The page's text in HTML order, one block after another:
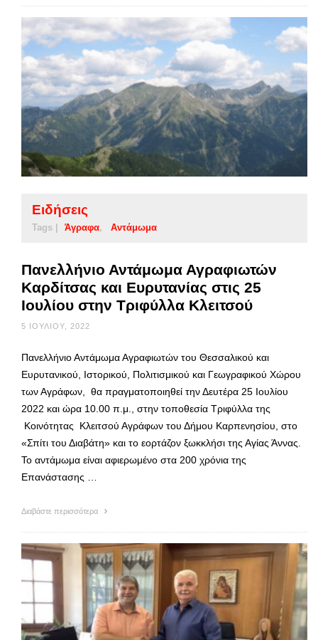
Ειδήσεις
Tags | Άγραφα Αντάμωμα
Πανελλήνιο Αντάμωμα Αγραφιωτών
Καρδίτσας και Ευρυτανίας στις 25
Ιουλίου στην Τριφύλλα Κλειτσού
5 ΙΟΥΛΊΟΥ, 2022
Πανελλήνιο Αντάμωμα Αγραφιωτών του Θεσσαλικού και
Ευρυτανικού, Ιστορικού, Πολιτισμι­κού και Γεωγραφικού Χώρου
των Αγράφων, θα πραγματοποιη­θεί την Δευτέρα 25 Ιουλίου
2022 και ώρα 10.00 π.μ., στην τοποθεσία Τριφύλλα της
Κοινότητας Κλειτσού Αγράφων του Δήμου Καρπενησίου, στο
«Σπίτι του Διαβάτη» και το εορτάζον ξωκκλή­σι της Αγίας Άννας.
Το αντάμωμα είναι αφιερωμένο στα 200 χρόνια της
Επανάστασης …
Διαβάστε περισσότερα